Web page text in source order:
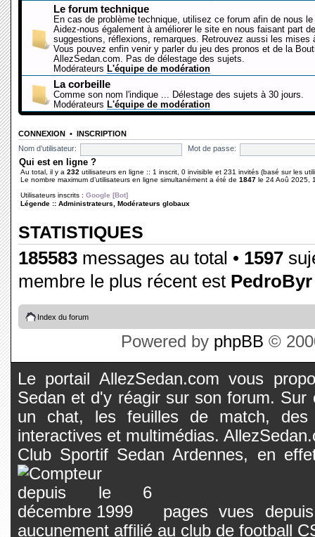
Le forum technique
En cas de problème technique, utilisez ce forum afin de nous le
Aidez-nous également à améliorer le site en nous faisant part
suggestions, réflexions, remarques. Retrouvez aussi les mises
Vous pouvez enfin venir y parler du jeu des pronos et de la
AllezSedan.com. Pas de délestage des sujets.
Modérateurs L'équipe de modération
La corbeille
Comme son nom l'indique ... Délestage des sujets à 30 jours.
Modérateurs L'équipe de modération
CONNEXION • INSCRIPTION
Nom d’utilisateur:
Mot de passe:
Qui est en ligne ?
Au total, il y a 232 utilisateurs en ligne :: 1 inscrit, 0 invisible et 231 invités (basé sur les
Le nombre maximum d’utilisateurs en ligne simultanément a été de 1847 le 24 Aoû 2025,
Utilisateurs inscrits : Google [Bot]
Légende :: Administrateurs Modérateurs globaux
STATISTIQUES
185583 messages au total • 1597
membre le plus récent est PedroByr
Index du forum
Powered by phpBB ©
Le portail AllezSedan.com vous
Sedan et d'y réagir sur son forum.
un chat, les feuilles de match, des
interactives et multimédias.
Club Sportif Sedan Ardennes, en
pages vues
aucunement affilié au club de football